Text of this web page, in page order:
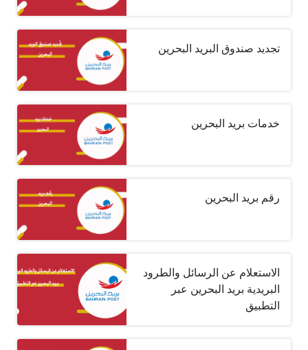
تجديد صندوق البريد البحرين
خدمات بريد البحرين
رقم بريد البحرين
الاستعلام عن الرسائل والطرود
البريدية بريد البحرين عبر
التطبيق